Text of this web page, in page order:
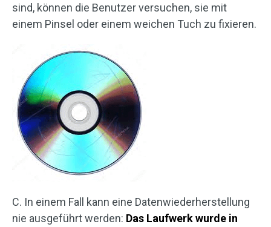
sind, können die Benutzer versuchen, sie mit
einem Pinsel oder einem weichen Tuch zu fixieren.
C. In einem Fall kann eine Datenwiederherstellung
nie ausgeführt werden: Das Laufwerk wurde in